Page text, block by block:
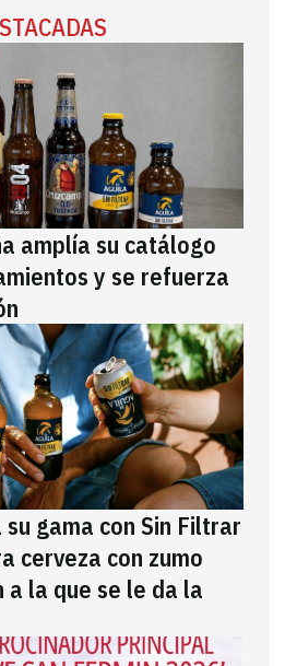
amplía su catálogo
y se refuerza
gama con Sin Filtrar
cerveza con zumo
la que se le da la